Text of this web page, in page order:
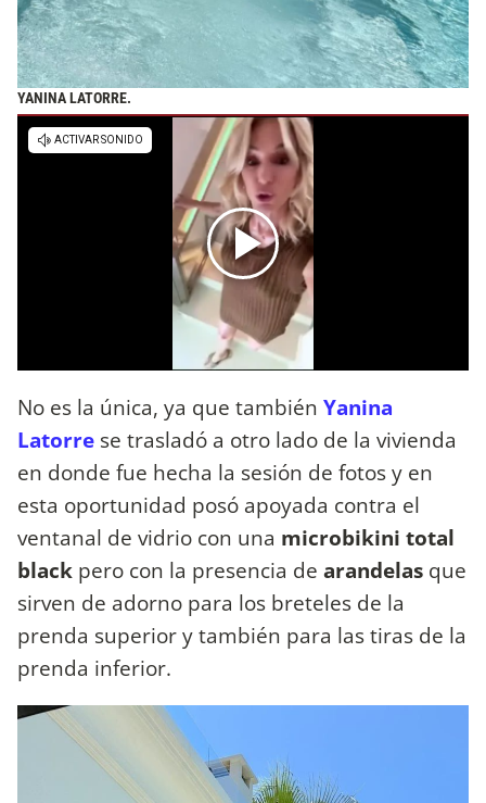
YANINA LATORRE.
No es la única, ya que también Yanina
Latorre se trasladó a otro lado de la vivienda
en donde fue hecha la sesión de fotos y en
esta oportunidad posó apoyada contra el
ventanal de vidrio con una microbikini total
black pero con la presencia de arandelas que
sirven de adorno para los breteles de la
prenda superior y también para las tiras de la
prenda inferior.